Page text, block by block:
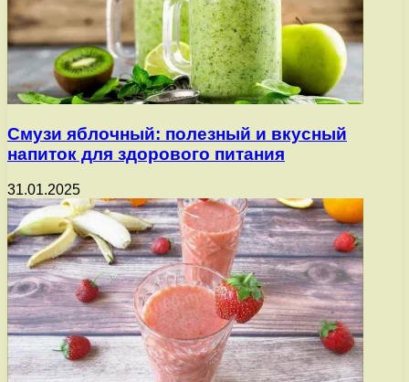
Смузи яблочный: полезный и вкусный
напиток для здорового питания
31.01.2025